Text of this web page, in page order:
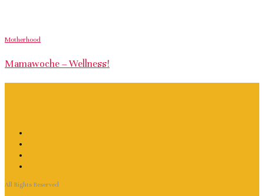
Motherhood
Mamawoche – Wellness!
All Rights Reserved